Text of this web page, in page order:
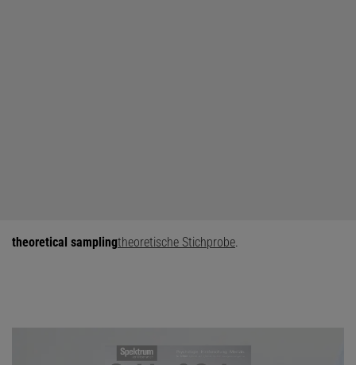
theoretical samplingtheoretische Stichprobe.